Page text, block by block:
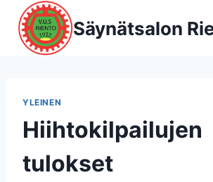
Siirry
sisältöön
Säynätsalon
YLEINEN
Hiihtokilpailujen
tulokset